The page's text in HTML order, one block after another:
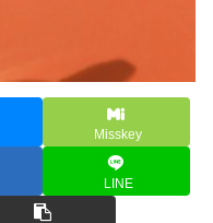
Misskey
LINE